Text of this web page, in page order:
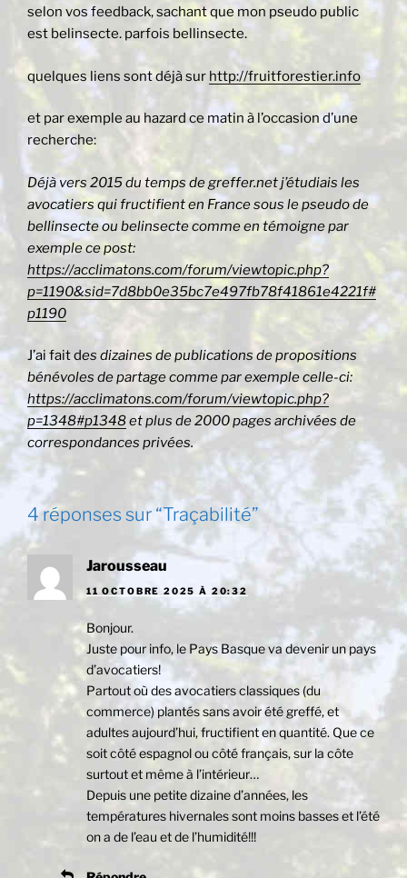
selon vos feedback, sachant que mon pseudo public
est belinsecte. parfois bellinsecte.
quelques liens sont déjà sur http://fruitforestier.info
et par exemple au hazard ce matin à l’occasion d’une
recherche:
Déjà vers 2015 du temps de greffer.net j’étudiais les
avocatiers qui fructifient en France sous le pseudo de
bellinsecte ou belinsecte comme en témoigne par
exemple ce post:
https://acclimatons.com/forum/viewtopic.php?
p=1190&sid=7d8bb0e35bc7e497fb78f41861e4221f#
p1190
J’ai fait des dizaines de publications de propositions
bénévoles de partage comme par exemple celle-ci:
https://acclimatons.com/forum/viewtopic.php?
p=1348#p1348et plus de 2000 pages archivées de
correspondances privées.
4 réponses sur “Traçabilité”
Jarousseau
11 OCTOBRE 2025 À 20:32
Bonjour.
Juste pour info, le Pays Basque va devenir un pays
d’avocatiers!
Partout où des avocatiers classiques (du
commerce) plantés sans avoir été greffé, et
adultes aujourd’hui, fructifient en quantité. Que ce
soit côté espagnol ou côté français, sur la côte
surtout et même à l’intérieur…
Depuis une petite dizaine d’années, les
températures hivernales sont moins basses et l’été
on a de l’eau et de l’humidité!!!